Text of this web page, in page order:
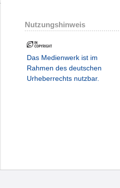
Nutzungshinweis
Das Medienwerk ist im
Rahmen des deutschen
Urheberrechts nutzbar.